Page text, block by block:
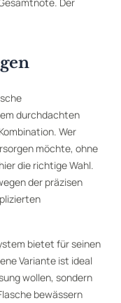
durchdachten
Wer
möchte, ohne
die richtige Wahl.
der präzisen
bietet für seinen
Variante ist ideal
wollen, sondern
bewässern